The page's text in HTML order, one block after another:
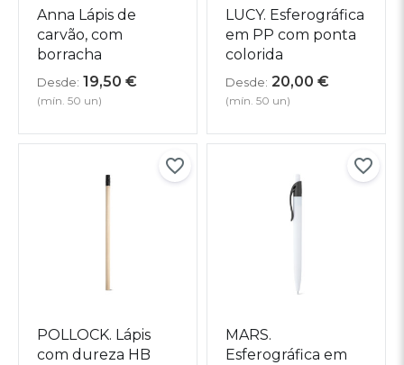
Anna Lápis de
carvão, com
borracha
Desde: 19,50 €
(mín. 50 un)
LUCY. Esferográfica
em PP com ponta
colorida
Desde: 20,00 €
(mín. 50 un)
POLLOCK. Lápis
com dureza HB
MARS.
Esferográfica em